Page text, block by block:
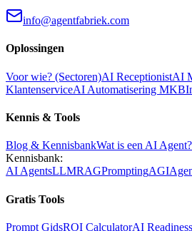
info@agentfabriek.com
Oplossingen
Voor wie? (Sectoren)AI ReceptionistAI
KlantenserviceAI Automatisering MKB
Kennis & Tools
Blog & KennisbankWat is een AI Agent?
Kennisbank:
AI AgentsLLMRAGPromptingAGI
Gratis Tools
Prompt GidsROI CalculatorAI